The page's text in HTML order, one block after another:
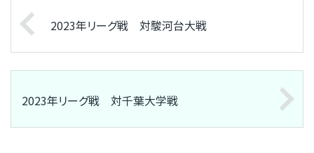
2023年リーグ戦 対駿河台大戦
2023年リーグ戦 対千葉大学戦